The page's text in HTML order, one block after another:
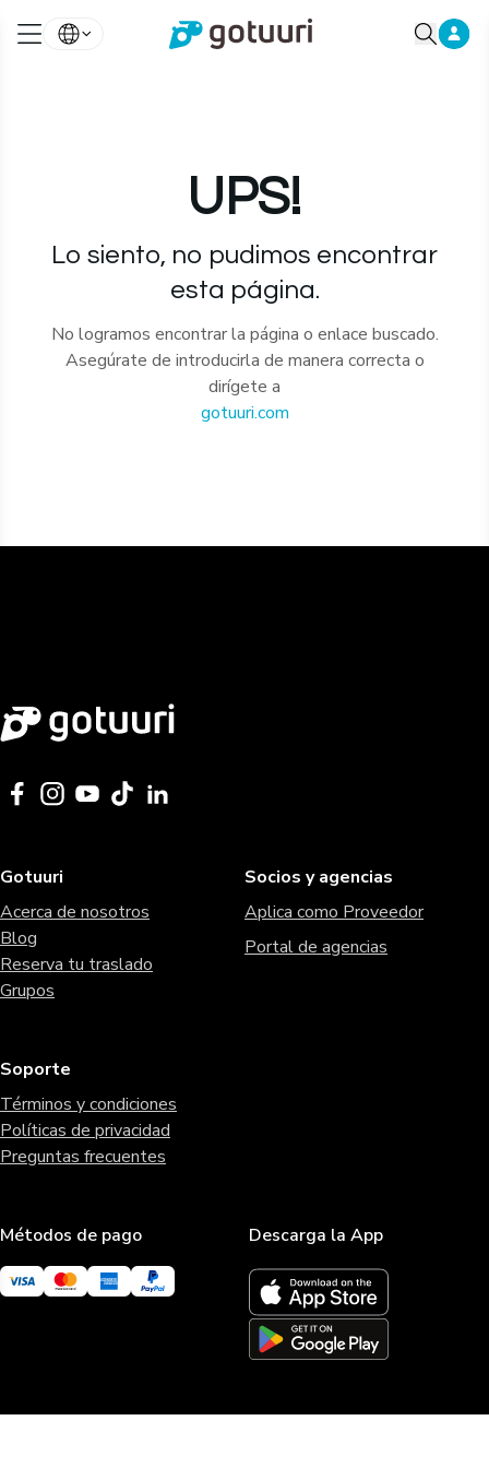
UPS!
Lo siento, no pudimos encontrar
esta página.
No logramos encontrar la página o enlace buscado.
Asegúrate de introducirla de manera correcta o
dirígete a
gotuuri.com
Gotuuri
Acerca de nosotros
Blog
Reserva tu traslado
Grupos
Socios y agencias
Aplica como Proveedor
Portal de agencias
Soporte
Términos y condiciones
Políticas de privacidad
Preguntas frecuentes
Métodos de pago Descarga la App